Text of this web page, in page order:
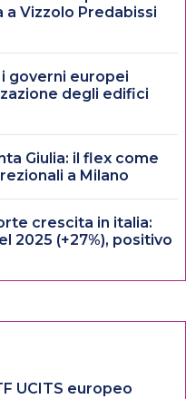
a Vizzolo Predabissi
governi europei
degli edifici
Giulia: il flex come
a Milano
crescita in italia:
2025 (+27%), positivo
UCITS europeo